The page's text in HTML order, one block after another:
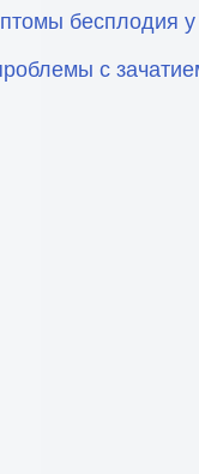
бесплодия
с